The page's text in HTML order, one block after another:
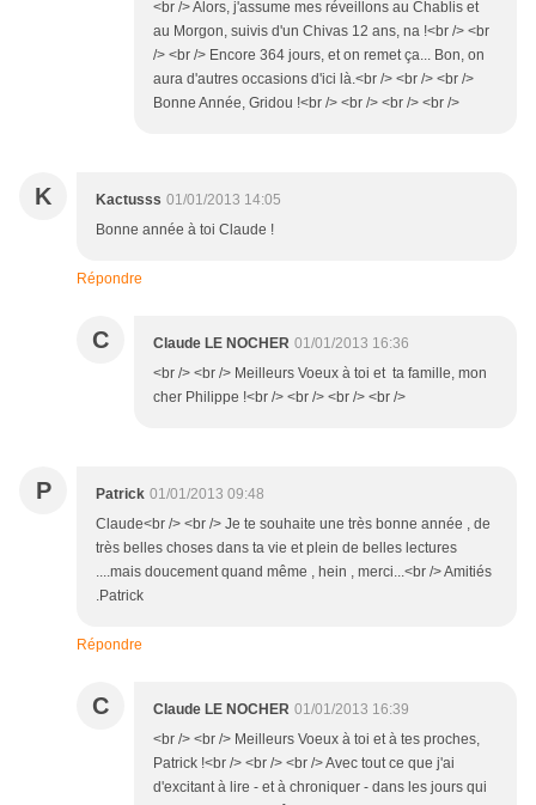
<br /> Alors, j'assume mes réveillons au Chablis et
au Morgon, suivis d'un Chivas 12 ans, na !<br /> <br
/> <br /> Encore 364 jours, et on remet ça... Bon, on
aura d'autres occasions d'ici là.<br /> <br /> <br />
Bonne Année, Gridou !<br /> <br /> <br /> <br />
K Kactusss 01/01/2013 14:05
Bonne année à toi Claude !
Répondre
C Claude LE NOCHER 01/01/2013 16:36
<br /> <br /> Meilleurs Voeux à toi et ta famille, mon
cher Philippe !<br /> <br /> <br /> <br />
P Patrick 01/01/2013 09:48
Claude<br /> <br /> Je te souhaite une très bonne année , de
très belles choses dans ta vie et plein de belles lectures
....mais doucement quand même , hein , merci...<br /> Amitiés
.Patrick
Répondre
C Claude LE NOCHER 01/01/2013 16:39
<br /> <br /> Meilleurs Voeux à toi et à tes proches,
Patrick !<br /> <br /> <br /> Avec tout ce que j'ai
d'excitant à lire - et à chroniquer - dans les jours qui